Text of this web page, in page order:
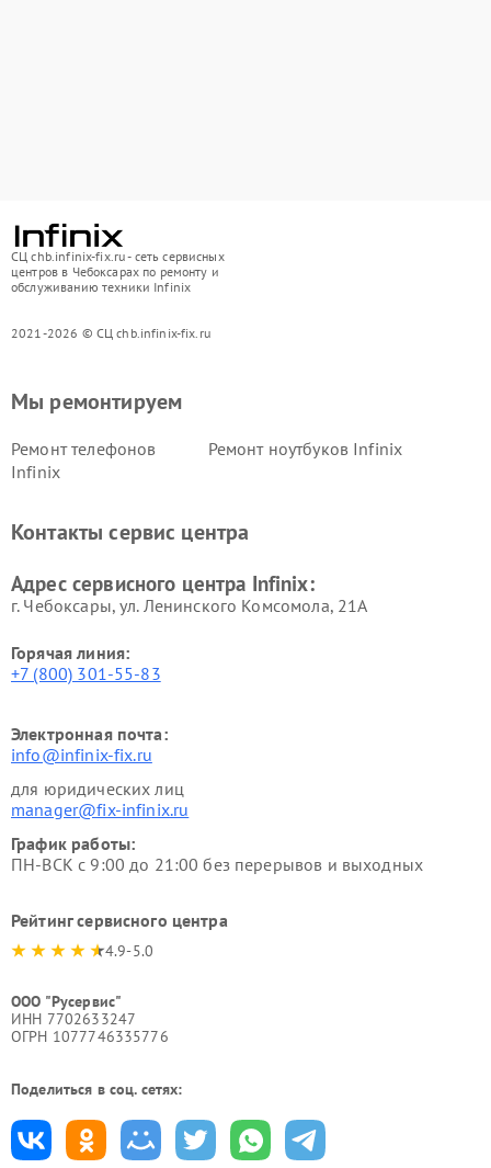
СЦ chb.infinix-fix.ru - сеть сервисных
центров в Чебоксарах по ремонту и
обслуживанию техники Infinix
2021-2026 © СЦ chb.infinix-fix.ru
Мы ремонтируем
Ремонт телефонов
Infinix
Ремонт ноутбуков Infinix
Контакты сервис центра
Адрес сервисного центра Infinix:
г. Чебоксары, ул. Ленинского Комсомола, 21А
Горячая линия:
+7 (800) 301-55-83
Электронная почта:
info@infinix-fix.ru
для юридических лиц
manager@fix-infinix.ru
График работы:
ПН-ВСК с 9:00 до 21:00 без перерывов и выходных
Рейтинг сервисного центра
4.9-5.0
ООО "Русервис"
ИНН 7702633247
ОГРН 1077746335776
Поделиться в соц. сетях: